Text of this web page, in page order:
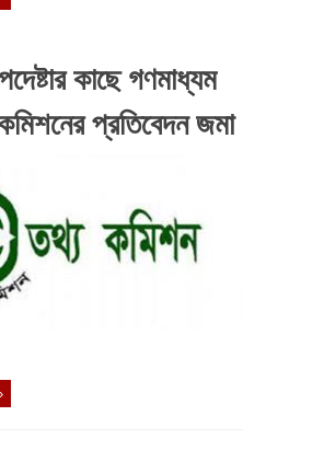
কাছে গণমাধ্যম
প্রতিবেদন জমা